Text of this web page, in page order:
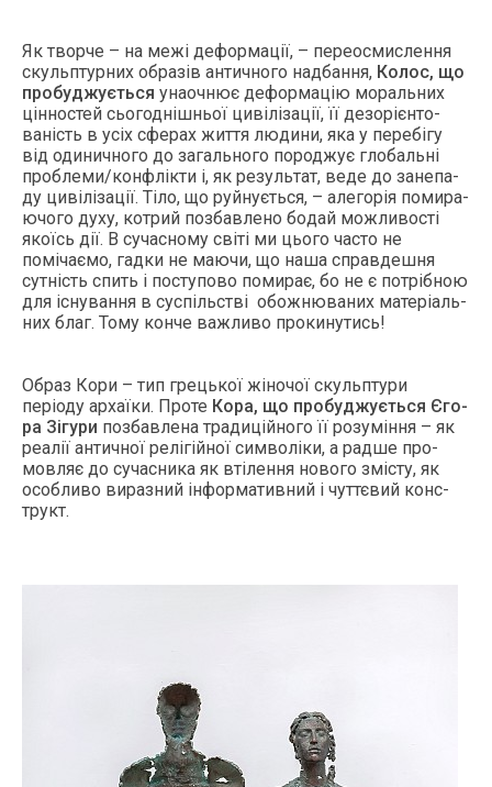
Як твор­че – на межі де­фор­мації, – пе­ре­ос­мислен­ня
скуль­птур­них об­разів ан­тично­го над­бання, Ко­лос, що
про­буд­жуєть­ся уна­оч­нює де­фор­мацію мо­раль­них
ціннос­тей сь­огоднішньої цивілізації, її де­зорієнто­
ваність в усіх сфе­рах жит­тя лю­дини, яка у пе­ребігу
від оди­нич­но­го до за­галь­но­го по­род­жує гло­бальні
проб­ле­ми/конфлікти і, як ре­зуль­тат, ве­де до за­непа­
ду цивілізації. Тіло, що руй­нуєть­ся, – але­горія по­мира­
ючо­го ду­ху, кот­рий поз­бавле­но бо­дай мож­ли­вості
якоїсь дії. В су­час­но­му світі ми ць­ого час­то не
помічаємо, гад­ки не ма­ючи, що на­ша справ­дешня
сутність спить і пос­ту­пово по­мирає, бо не є потрібною
для існу­ван­ня в суспіль­стві обож­ню­ваних ма­теріаль­
них благ. То­му кон­че важ­ли­во про­кину­тись!
Об­раз Ко­ри – тип грець­кої жіно­чої скуль­пту­ри
періоду ар­хаїки. Про­те Ко­ра, що про­буд­жуєть­ся Єго­
ра Зігу­ри поз­бавле­на тра­дицій­но­го її ро­зуміння – як
ре­алії ан­тичної релігій­ної сим­воліки, а рад­ше про­
мов­ляє до су­час­ни­ка як втілен­ня но­вого змісту, як
особ­ли­во ви­раз­ний інфор­ма­тив­ний і чуттєвий конс­
трукт.